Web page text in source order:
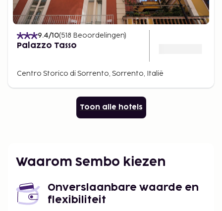
9.4/10(518 Beoordelingen)
Palazzo Tasso
Centro Storico di Sorrento, Sorrento, Italië
Toon alle hotels
Waarom Sembo kiezen
Onverslaanbare waarde en
flexibiliteit